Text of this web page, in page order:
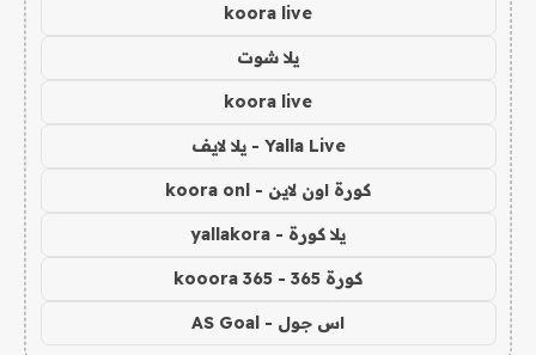
koora live
يلا شوت
koora live
Yalla Live - يلا لايف
كورة اون لاين - koora onl
يلا كورة - yallakora
كورة 365 - kooora 365
اس جول - AS Goal